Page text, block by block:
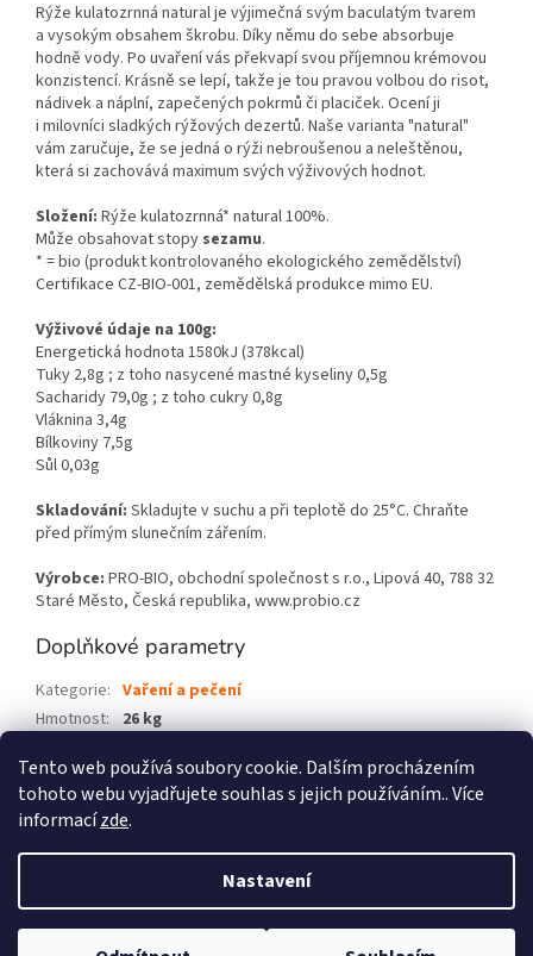
Tento web používá soubory cookie. Dalším procházením
tohoto webu vyjadřujete souhlas s jejich používáním.. Více
informacízde.
Nastavení
!!! UPOZORNĚNÍ !!! Vážení zákazníci, děkujeme, že máte zájem u nás
nakoupit, ale vzhledem k extrémnímu nárustu objednávek za poslední
dny a omezené skladové možnosti našeho eshopu Vás prosíme o
Rýže kulatozrnná natural je výjimečná svým baculatým tvarem
a vysokým obsahem škrobu. Díky němu do sebe absorbuje
hodně vody. Po uvaření vás překvapí svou příjemnou krémovou
konzistencí. Krásně se lepí, takže je tou pravou volbou do risot,
nádivek a náplní, zapečených pokrmů či placiček. Ocení ji
i milovníci sladkých rýžových dezertů. Naše varianta "natural"
vám zaručuje, že se jedná o rýži nebroušenou a neleštěnou,
která si zachovává maximum svých výživových hodnot.
Složení: Rýže kulatozrnná* natural 100%.
Může obsahovat stopy sezamu.
* = bio (produkt kontrolovaného ekologického zemědělství)
Certifikace CZ-BIO-001, zemědělská produkce mimo EU.
Výživové údaje na 100g:
Energetická hodnota 1580kJ (378kcal)
Tuky 2,8g ; z toho nasycené mastné kyseliny 0,5g
Sacharidy 79,0g ; z toho cukry 0,8g
Vláknina 3,4g
Bílkoviny 7,5g
Sůl 0,03g
Skladování: Skladujte v suchu a při teplotě do 25°C. Chraňte
před přímým slunečním zářením.
Výrobce: PRO-BIO, obchodní společnost s r.o., Lipová 40, 788 32
Staré Město, Česká republika, www.probio.cz
Doplňkové parametry
Kategorie: Vaření a pečení
Hmotnost: 26 kg
Copyright 2026GastroBio.cz. Všechna práva vyhrazena.Upravit